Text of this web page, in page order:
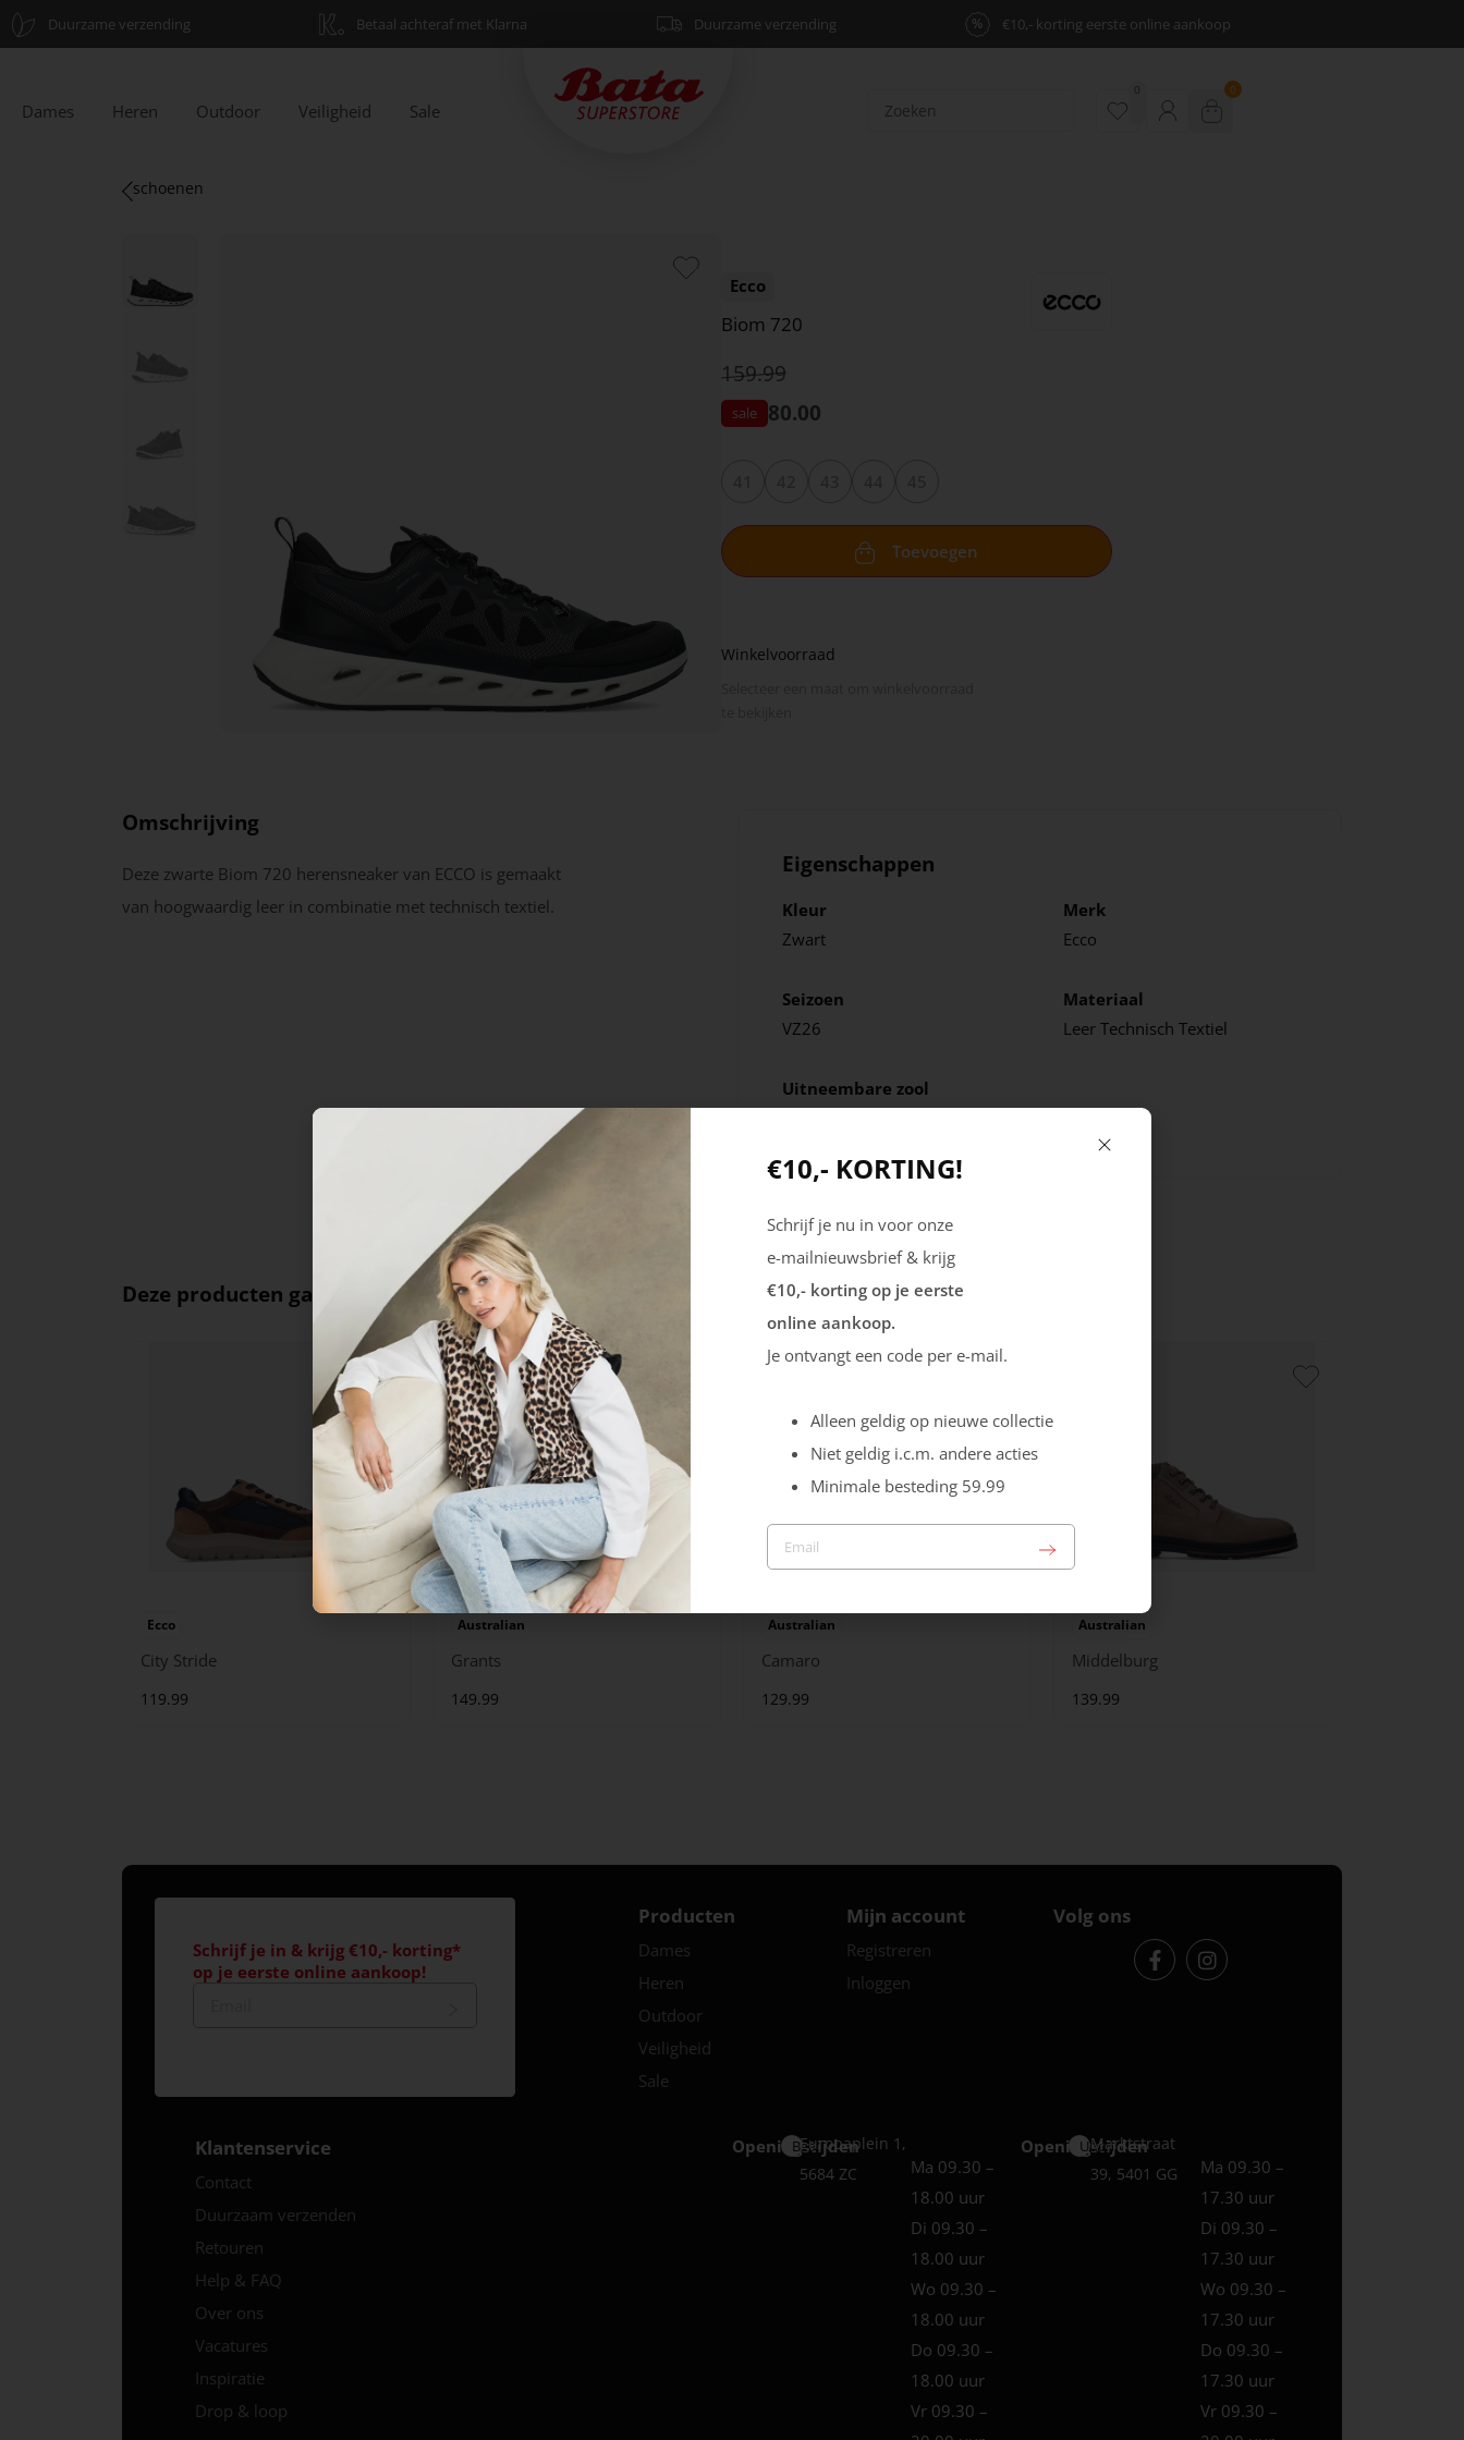
Duurzame verzending Betaal achteraf met Klarna Duurzame verzending % €10,- korting eerste online aankoop
Dames Heren Outdoor Veiligheid Sale
0 0
schoenen
Ecco
Biom 720
159.99
80.00
Toevoegen
Winkelvoorraad
Omschrijving
Deze zwarte Biom 720 herensneaker van ECCO is gemaakt
van hoogwaardig leer in combinatie met technisch textiel.
Eigenschappen
Kleur
Zwart
Merk
Ecco
Seizoen
VZ26
Materiaal
Leer Technisch Textiel
Uitneembare zool
Deze producten ga je leuk vinden
Ecco
City Stride
119.99
Australian
Grants
149.99
Australian
Camaro
129.99
Australian
Middelburg
139.99
Schrijf je in & krijg €10,- korting*
op je eerste online aankoop!
Producten
Dames
Heren
Outdoor
Veiligheid
Sale
Mijn account
Registreren
Inloggen
Volg ons
Klantenservice
Contact
Duurzaam verzenden
Retouren
Help & FAQ
Over ons
Vacatures
Inspiratie
Drop & loop
Openingstijden
Best
Europaplein 1,
5684 ZC
Ma 09.30 –
18.00 uur
Di 09.30 –
18.00 uur
Wo 09.30 –
18.00 uur
Do 09.30 –
18.00 uur
Vr 09.30 –
Openingstijden
Uden
Marktstraat
39, 5401 GG
Ma 09.30 –
17.30 uur
Di 09.30 –
17.30 uur
Wo 09.30 –
17.30 uur
Do 09.30 –
17.30 uur
Vr 09.30 –
€10,- KORTING!
Schrijf je nu in voor onze
e-mailnieuwsbrief & krijg
€10,- korting op je eerste
online aankoop.
Je ontvangt een code per e-mail.
Alleen geldig op nieuwe collectie
Niet geldig i.c.m. andere acties
Minimale besteding 59.99